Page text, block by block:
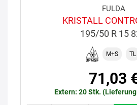
FULDA
KRISTALL
195/50 R 15
M+S TL
71,03
Extern: 20 Stk.